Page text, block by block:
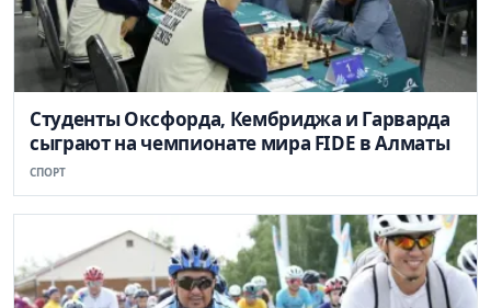
Студенты Оксфорда, Кембриджа и Гарварда
сыграют на чемпионате мира FIDE в Алматы
СПОРТ